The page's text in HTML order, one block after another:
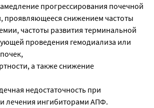
прогрессирования почечной
проявляющееся снижением частоты
частоты развития терминальной
проведения гемодиализа или
а также снижение
недостаточность при
лечения ингибиторами АПФ.